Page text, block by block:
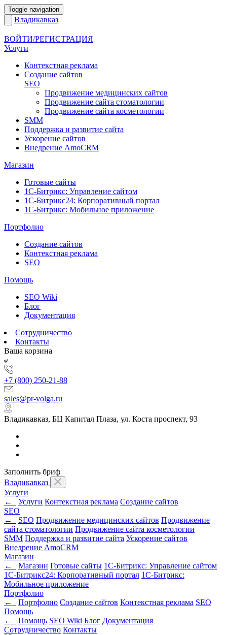
Toggle navigation
Владикавказ
ВОЙТИ/РЕГИСТРАЦИЯ
Услуги
Контекстная реклама
Создание сайтов
SEO
Продвижение медицинских сайтов
Продвижение сайта стоматологии
Продвижение сайта косметологии
SMM
Поддержка и развитие сайта
Ускорение сайтов
Внедрение AmoCRM
Магазин
Готовые сайты
1С-Битрикс: Управление сайтом
1С-Битрикс24: Корпоративный портал
1С-Битрикс: Мобильное приложение
Портфолио
Создание сайтов
Контекстная реклама
SEO
Помощь
SEO Wiki
Блог
Документация
Сотрудничество
Контакты
Ваша корзина
+7 (800) 250-21-88
sales@pr-volga.ru
Владикавказ, БЦ Капитал Плаза, ул. Коста проспект, 93
Заполнить бриф
Владикавказ
Услуги
←
Услуги Контекстная реклама Создание сайтов
SEO
←
SEO Продвижение медицинских сайтов Продвижение
сайта стоматологии Продвижение сайта косметологии
SMM Поддержка и развитие сайта Ускорение сайтов
Внедрение AmoCRM
Магазин
←
Магазин Готовые сайты 1С-Битрикс: Управление сайтом
1С-Битрикс24: Корпоративный портал 1С-Битрикс:
Мобильное приложение
Портфолио
←
Портфолио Создание сайтов Контекстная реклама SEO
Помощь
←
Помощь SEO Wiki Блог Документация
Сотрудничество Контакты